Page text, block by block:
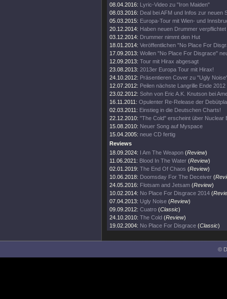
08.04.2016: Lyric-Video zu "Iron Maiden"
08.03.2016: Deal bei AFM und Infos zur neuen
05.03.2015: Europa-Tour mit Wien- und
20.12.2014: Haben neuen Drummer verpflichtet
03.12.2014: Drummer nimmt den Hut
18.01.2014: Veröffentlichen "No Place For
17.09.2013: Wollen "No Place For Disgrace"
12.09.2013: Tour mit Hirax abgesagt
23.08.2013: 2013er Europa Tour mit Hirax!
24.10.2012: Präsentieren Cover zu "Ugly
12.07.2012: Peilen nächste Langrille Ende 2012
23.02.2012: Sohn von Eric A.K. Knutson bei
16.11.2011: Opulenter Re-Release der
02.03.2011: Einstieg in die Deutschen Charts!
22.12.2010: "The Cold" erscheint über Nuclear
15.08.2010: Neuer Song auf Myspace
15.04.2005: neue CD fertig
Reviews
18.09.2024: I Am The Weapon (Review)
11.06.2021: Blood In The Water (Review)
02.01.2019: The End Of Chaos (Review)
10.06.2018: Doomsday For The Deceiver (
24.05.2016: Flotsam and Jetsam (Review)
10.02.2014: No Place For Disgrace 2014 (
07.04.2013: Ugly Noise (Review)
09.09.2012: Cuatro (Classic)
24.10.2010: The Cold (Review)
19.02.2004: No Place For Disgrace (Classic)
©